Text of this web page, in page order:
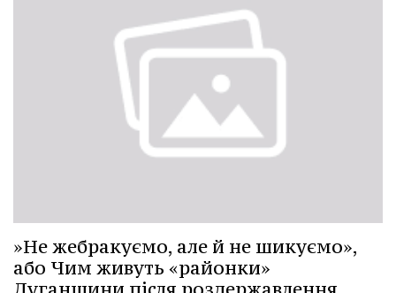
»Не жебракуємо, але й не шикуємо»,
або Чим живуть «районки»